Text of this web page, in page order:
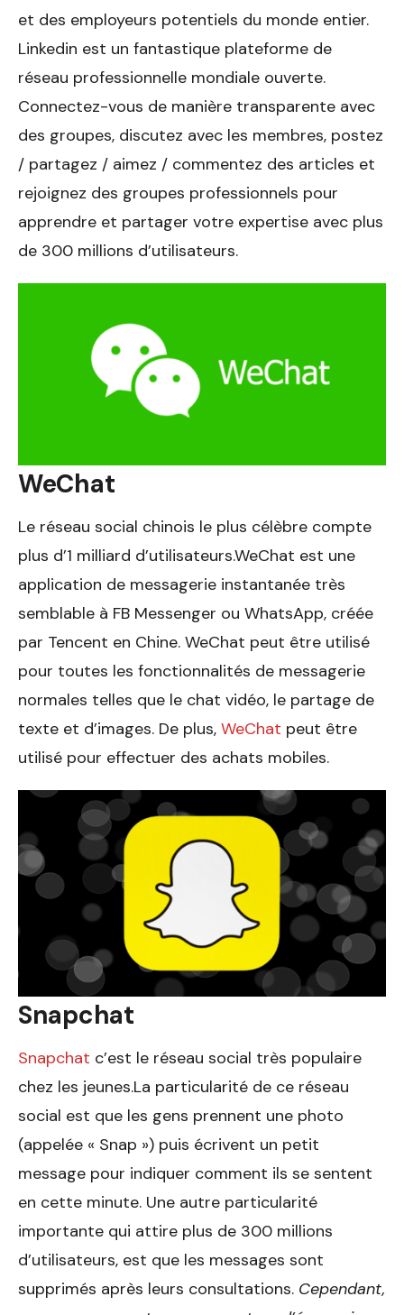
et des employeurs potentiels du monde entier.
Linkedin est un fantastique plateforme de
réseau professionnelle mondiale ouverte.
Connectez-vous de manière transparente avec
des groupes, discutez avec les membres, postez
/ partagez / aimez / commentez des articles et
rejoignez des groupes professionnels pour
apprendre et partager votre expertise avec plus
de 300 millions d’utilisateurs.
WeChat
Le réseau social chinois le plus célèbre compte
plus d’1 milliard d’utilisateurs.WeChat est une
application de messagerie instantanée très
semblable à FB Messenger ou WhatsApp, créée
par Tencent en Chine. WeChat peut être utilisé
pour toutes les fonctionnalités de messagerie
normales telles que le chat vidéo, le partage de
texte et d’images. De plus, WeChat peut être
utilisé pour effectuer des achats mobiles.
Snapchat
Snapchat c’est le réseau social très populaire
chez les jeunes.La particularité de ce réseau
social est que les gens prennent une photo
(appelée « Snap ») puis écrivent un petit
message pour indiquer comment ils se sentent
en cette minute. Une autre particularité
importante qui attire plus de 300 millions
d’utilisateurs, est que les messages sont
supprimés après leurs consultations. Cependant,